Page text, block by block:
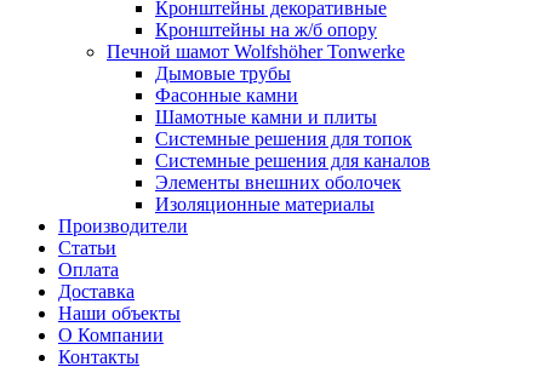
Кронштейны декоративные
Кронштейны на ж/б опору
Печной шамот Wolfshöher Tonwerke
Дымовые трубы
Фасонные камни
Шамотные камни и плиты
Системные решения для топок
Системные решения для каналов
Элементы внешних оболочек
Изоляционные материалы
Производители
Статьи
Оплата
Доставка
Наши объекты
О Компании
Контакты